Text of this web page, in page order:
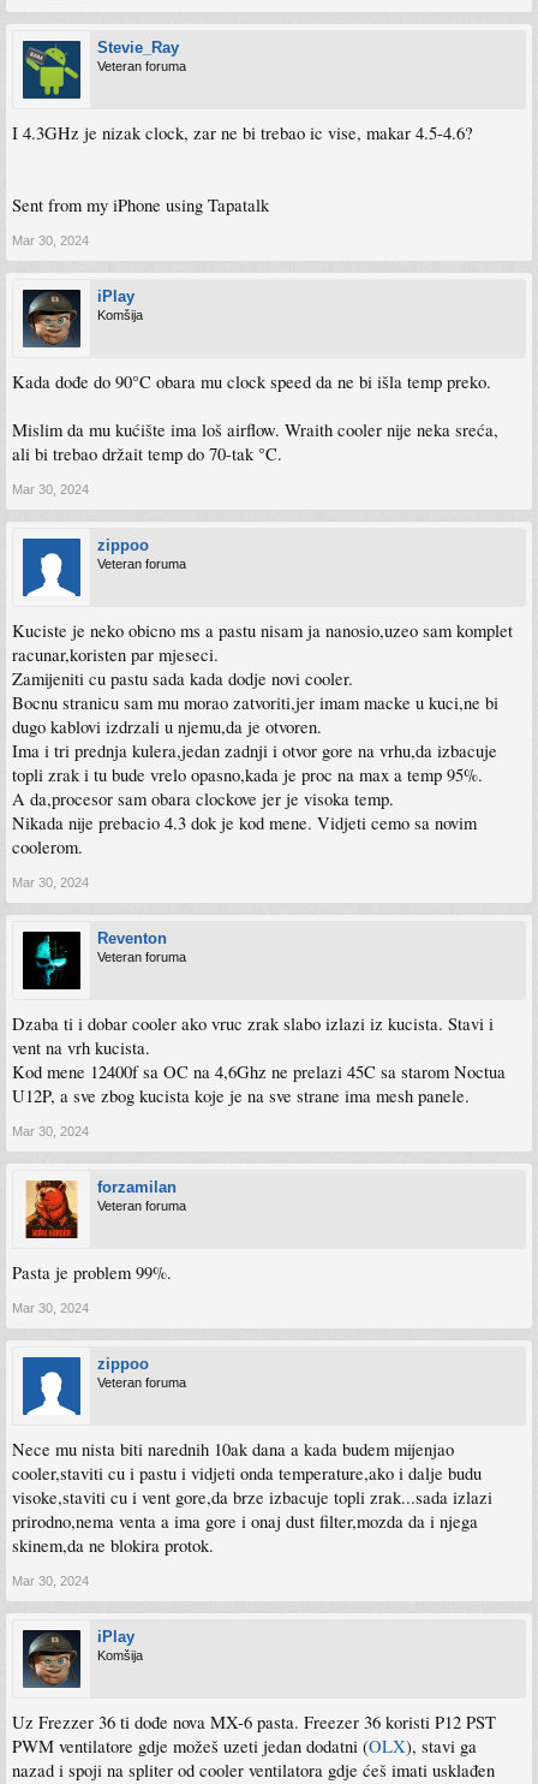
Stevie_Ray
Veteran foruma
I 4.3GHz je nizak clock, zar ne bi trebao ic vise, makar 4.5-4.6?
Sent from my iPhone using Tapatalk
Mar 30, 2024
iPlay
Komšija
Kada dođe do 90°C obara mu clock speed da ne bi išla temp preko.
Mislim da mu kućište ima loš airflow. Wraith cooler nije neka sreća,
ali bi trebao držait temp do 70-tak °C.
Mar 30, 2024
zippoo
Veteran foruma
Kuciste je neko obicno ms a pastu nisam ja nanosio,uzeo sam komplet
racunar,koristen par mjeseci.
Zamijeniti cu pastu sada kada dodje novi cooler.
Bocnu stranicu sam mu morao zatvoriti,jer imam macke u kuci,ne bi
dugo kablovi izdrzali u njemu,da je otvoren.
Ima i tri prednja kulera,jedan zadnji i otvor gore na vrhu,da izbacuje
topli zrak i tu bude vrelo opasno,kada je proc na max a temp 95%.
A da,procesor sam obara clockove jer je visoka temp.
Nikada nije prebacio 4.3 dok je kod mene. Vidjeti cemo sa novim
coolerom.
Mar 30, 2024
Reventon
Veteran foruma
Dzaba ti i dobar cooler ako vruc zrak slabo izlazi iz kucista. Stavi i
vent na vrh kucista.
Kod mene 12400f sa OC na 4,6Ghz ne prelazi 45C sa starom Noctua
U12P, a sve zbog kucista koje je na sve strane ima mesh panele.
Mar 30, 2024
forzamilan
Veteran foruma
Pasta je problem 99%.
Mar 30, 2024
zippoo
Veteran foruma
Nece mu nista biti narednih 10ak dana a kada budem mijenjao
cooler,staviti cu i pastu i vidjeti onda temperature,ako i dalje budu
visoke,staviti cu i vent gore,da brze izbacuje topli zrak...sada izlazi
prirodno,nema venta a ima gore i onaj dust filter,mozda da i njega
skinem,da ne blokira protok.
Mar 30, 2024
iPlay
Komšija
Uz Frezzer 36 ti dođe nova MX-6 pasta. Freezer 36 koristi P12 PST
PWM ventilatore gdje možeš uzeti jedan dodatni (OLX), stavi ga
nazad i spoji na spliter od cooler ventilatora gdje ćeš imati usklađen